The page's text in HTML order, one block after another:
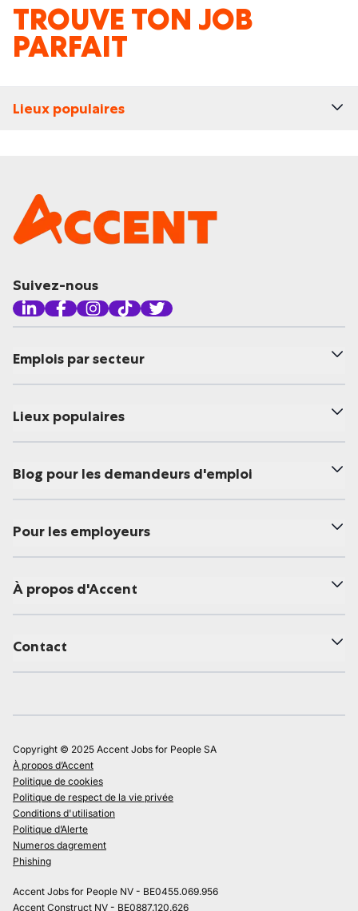
TROUVE TON JOB
PARFAIT
Lieux populaires
Suivez-nous
Emplois par secteur
Lieux populaires
Blog pour les demandeurs d'emploi
Pour les employeurs
À propos d'Accent
Contact
Copyright © 2025 Accent Jobs for People SA
À propos d’Accent
Politique de cookies
Politique de respect de la vie privée
Conditions d'utilisation
Politique d’Alerte
Numeros dagrement
Phishing
Accent Jobs for People NV - BE0455.069.956
Accent Construct NV - BE0887.120.626